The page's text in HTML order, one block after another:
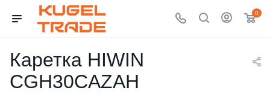
0
Каретка HIWIN
CGH30CAZAH